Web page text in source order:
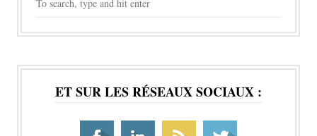
ET SUR LES RÉSEAUX SOCIAUX :